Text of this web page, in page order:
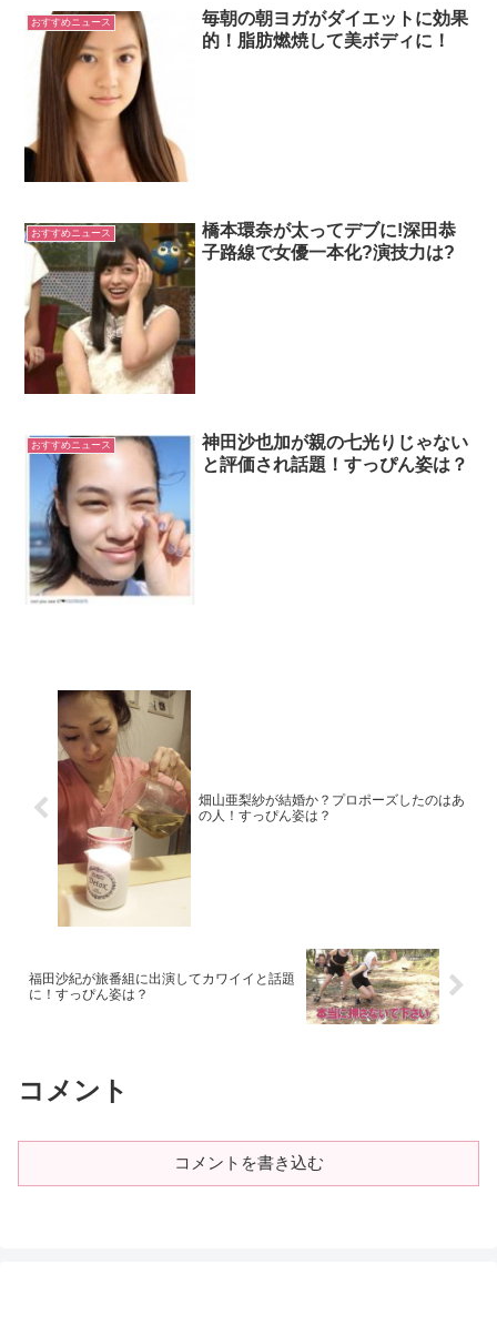
おすすめニュース
毎朝の朝ヨガがダイエットに効果
的！脂肪燃焼して美ボディに！
おすすめニュース
橋本環奈が太ってデブに!深田恭
子路線で女優一本化?演技力は?
おすすめニュース
神田沙也加が親の七光りじゃない
と評価され話題！すっぴん姿は？
畑山亜梨紗が結婚か？プロポーズしたのはあ
の人！すっぴん姿は？
福田沙紀が旅番組に出演してカワイイと話題
に！すっぴん姿は？
コメント
コメントを書き込む